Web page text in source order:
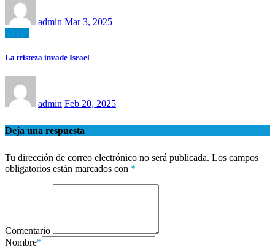
admin Mar 3, 2025
La tristeza invade Israel
admin Feb 20, 2025
Deja una respuesta
Tu dirección de correo electrónico no será publicada. Los campos
obligatorios están marcados con *
Comentario
Nombre*